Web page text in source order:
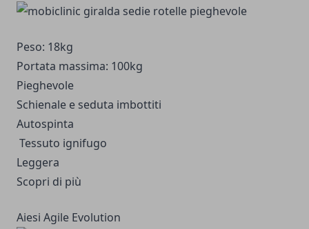
Peso: 18kg
Portata massima: 100kg
Pieghevole
Schienale e seduta imbottiti
Autospinta
Tessuto ignifugo
Leggera
Scopri di più
Aiesi Agile Evolution